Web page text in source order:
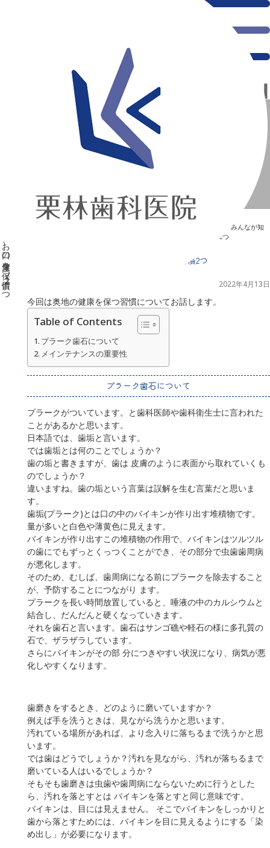
千葉県の新浦安にある歯医者｜バイ菌を見える化？お口の健康を保つ習慣2つ バイ菌を見える化？お口の健康を保つ習慣2つ
みんなが知
バイ菌を見える化？お口の健康を保つ習慣2つ
バイ菌を見える化？お口の健康を保つ習慣2つ
2022年4月13日
今回は奥地の健康を保つ習慣についてお話します。
Table of Contents
プラーク歯石について
メインテナンスの重要性
プラーク歯石について
プラークがついています。と歯科医師や歯科衛生士に言われた
ことがあるかと思います。
日本語では、歯垢と言います。
では歯垢とは何のことでしょうか？
歯の垢と書きますが、歯は 皮膚のように表面から取れていくも
のでしょうか？
違いますね。歯の垢という言葉は誤解を生む言葉だと思いま
す。
歯垢(プラーク)とは口の中のバイキンが作り出す堆積物です。
量が多いと白色や薄黄色に見えます。
バイキンが作り出すこの堆積物の作用で、バイキンはツルツル
の歯にでもずっとくっつくことができ、その部分で虫歯歯周病
が悪化します。
そのため、むしば、歯周病になる前にプラークを除去すること
が、予防することにつながり ます。
プラークを長い時間放置していると、唾液の中のカルシウムと
結合し、だんだんと硬くなっていきます。
それを歯石と言います。歯石はサンゴ礁や軽石の様に多孔質の
石で、ザラザラしています。
さらにバイキンがその部 分につきやすい状況になり、病気が悪
化しやすくなります。
歯磨きをするとき、どのように磨いていますか？
例えば手を洗うときは、見ながら洗うかと思います。
汚れている場所があれば、より念入りに落ちるまで洗うかと思
います。
では歯はどうでしょうか？汚れを見ながら、汚れが落ちるまで
磨いている人はいるでしょうか？
そもそも歯磨きは虫歯や歯周病にならないために行うとした
ら、汚れを落とすとは バイキンを落とすと同じ意味です。
バイキンは、目には見えません。 そこでバイキンをしっかりと
歯から落とすためには、バイキンを目に見えるようにする「染
め出し」が必要になります。